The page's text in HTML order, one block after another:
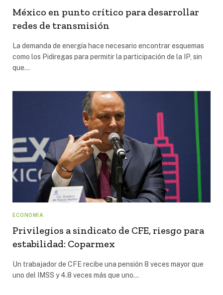
México en punto crítico para desarrollar
redes de transmisión
La demanda de energía hace necesario encontrar esquemas
como los Pidiregas para permitir la participación de la IP, sin
que…
ECONOMÍA
Privilegios a sindicato de CFE, riesgo para
estabilidad: Coparmex
Un trabajador de CFE recibe una pensión 8 veces mayor que
uno del IMSS y 4.8 veces más que uno…